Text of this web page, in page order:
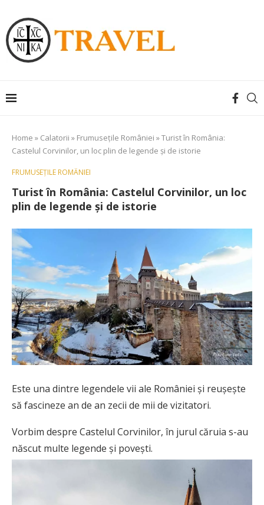
Home » Calatorii » Frumusețile României »Turist în România:
Castelul Corvinilor, un loc plin de legende și de istorie
FRUMUSEȚILE ROMÂNIEI
Turist în România: Castelul Corvinilor, un loc
plin de legende și de istorie
Este una dintre legendele vii ale României și reușește
să fascineze an de an zecii de mii de vizitatori.
Vorbim despre Castelul Corvinilor, în jurul căruia s-au
născut multe legende și povești.